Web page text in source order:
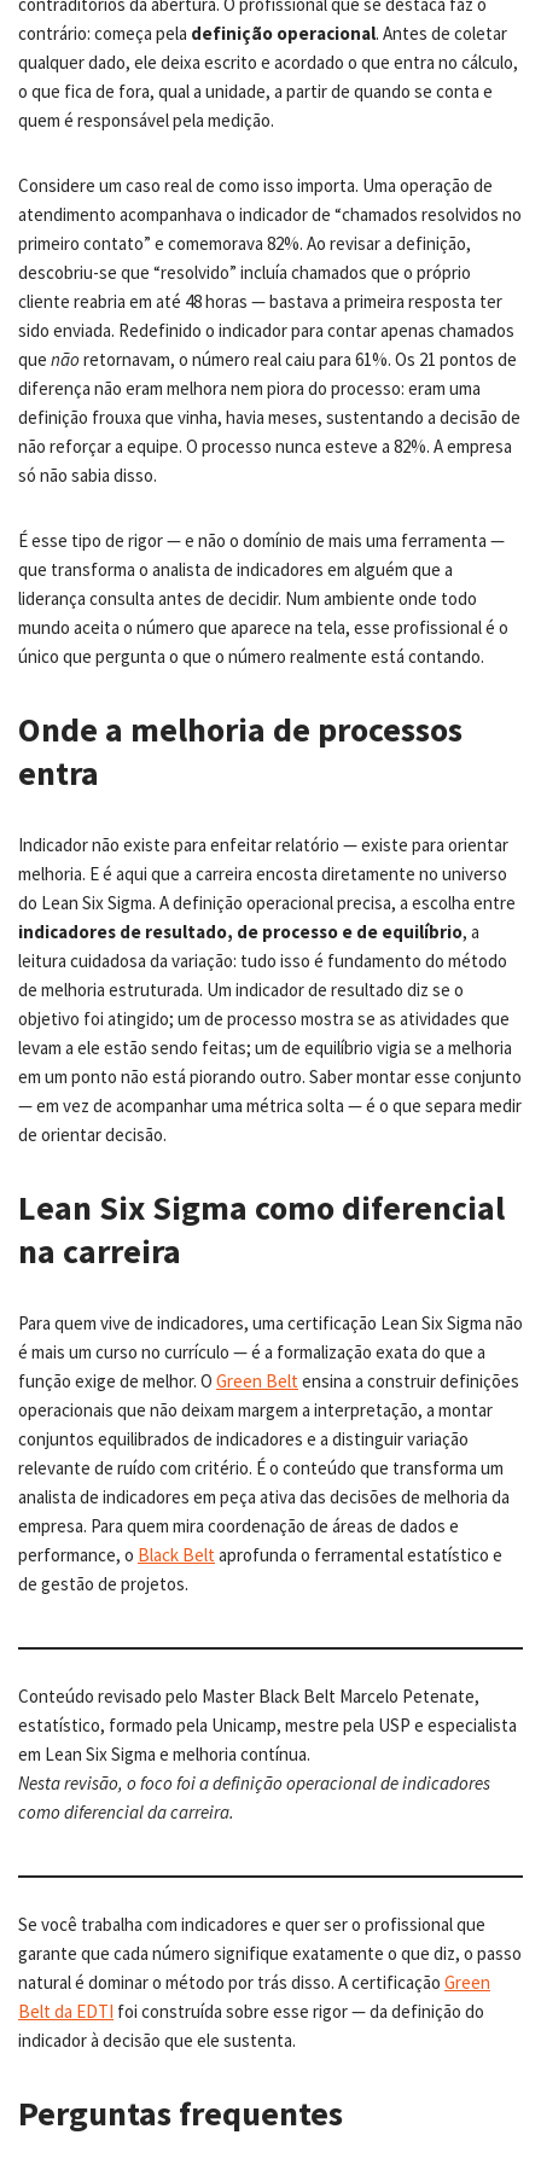
contrário: começa pela definição operacional. Antes de coletar
qualquer dado, ele deixa escrito e acordado o que entra no cálculo,
o que fica de fora, qual a unidade, a partir de quando se conta e
quem é responsável pela medição.
Considere um caso real de como isso importa. Uma operação de
atendimento acompanhava o indicador de “chamados resolvidos no
primeiro contato” e comemorava 82%. Ao revisar a definição,
descobriu-se que “resolvido” incluía chamados que o próprio
cliente reabria em até 48 horas — bastava a primeira resposta ter
sido enviada. Redefinido o indicador para contar apenas chamados
que não retornavam, o número real caiu para 61%. Os 21 pontos de
diferença não eram melhora nem piora do processo: eram uma
definição frouxa que vinha, havia meses, sustentando a decisão de
não reforçar a equipe. O processo nunca esteve a 82%. A empresa
só não sabia disso.
É esse tipo de rigor — e não o domínio de mais uma ferramenta —
que transforma o analista de indicadores em alguém que a
liderança consulta antes de decidir. Num ambiente onde todo
mundo aceita o número que aparece na tela, esse profissional é o
único que pergunta o que o número realmente está contando.
Onde a melhoria de processos
entra
Indicador não existe para enfeitar relatório — existe para orientar
melhoria. E é aqui que a carreira encosta diretamente no universo
do Lean Six Sigma. A definição operacional precisa, a escolha entre
indicadores de resultado, de processo e de equilíbrio, a
leitura cuidadosa da variação: tudo isso é fundamento do método
de melhoria estruturada. Um indicador de resultado diz se o
objetivo foi atingido; um de processo mostra se as atividades que
levam a ele estão sendo feitas; um de equilíbrio vigia se a melhoria
em um ponto não está piorando outro. Saber montar esse conjunto
— em vez de acompanhar uma métrica solta — é o que separa medir
de orientar decisão.
Lean Six Sigma como diferencial
na carreira
Para quem vive de indicadores, uma certificação Lean Six Sigma não
é mais um curso no currículo — é a formalização exata do que a
função exige de melhor. O Green Belt ensina a construir definições
operacionais que não deixam margem a interpretação, a montar
conjuntos equilibrados de indicadores e a distinguir variação
relevante de ruído com critério. É o conteúdo que transforma um
analista de indicadores em peça ativa das decisões de melhoria da
empresa. Para quem mira coordenação de áreas de dados e
performance, o Black Belt aprofunda o ferramental estatístico e
de gestão de projetos.
Conteúdo revisado pelo Master Black Belt Marcelo Petenate,
estatístico, formado pela Unicamp, mestre pela USP e especialista
em Lean Six Sigma e melhoria contínua.
Nesta revisão, o foco foi a definição operacional de indicadores
como diferencial da carreira.
Se você trabalha com indicadores e quer ser o profissional que
garante que cada número signifique exatamente o que diz, o passo
natural é dominar o método por trás disso. A certificação Green
Belt da EDTI foi construída sobre esse rigor — da definição do
indicador à decisão que ele sustenta.
Perguntas frequentes